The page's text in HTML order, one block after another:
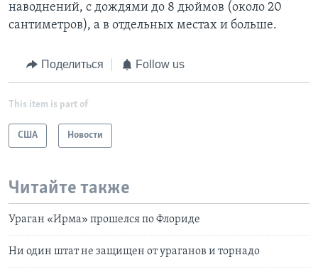
наводнений, с дождями до 8 дюймов (около 20
сантиметров), а в отдельных местах и больше.
Поделиться Follow us
This item is part of
США Новости
Читайте также
Ураган «Ирма» прошелся по Флориде
Ни один штат не защищен от ураганов и торнадо